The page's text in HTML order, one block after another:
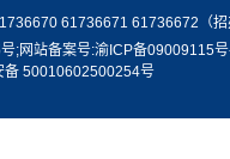
61736671 61736672（招
;网站备案号:渝ICP备09009115
备 50010602500254号